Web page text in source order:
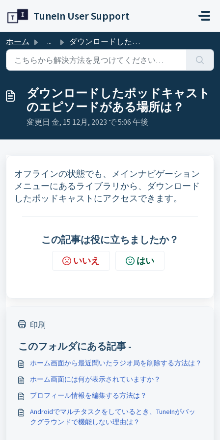
TuneIn User Support
ホーム ... ダウンロードしたポッドキャストのエピソードがある場所は？
ダウンロードしたポッドキャスト
のエピソードがある場所は？
変更日 金, 15 12月, 2023 で 5:06 午後
オフラインの状態でも、メインナビゲーション
メニューにあるライブラリから、ダウンロード
したポッドキャストにアクセスできます。
この記事は役に立ちましたか？
いいえ はい
印刷
このフォルダにある記事 -
ホーム画面から最近聞いたラジオ局を削除する方法は？
ホーム画面には何が表示されていますか？
プロフィール情報を編集する方法は？
Androidでマルチタスクをしているとき、TuneInがバッ
クグラウンドで機能しない理由は？